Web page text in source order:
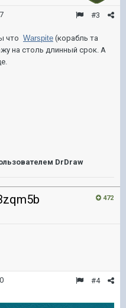
#3
что Warspite (корабль та
на столь длинный срок. А
DrDraw
472
#4